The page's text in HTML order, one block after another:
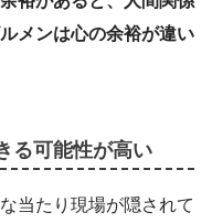
メンは心の余裕が違い
る可能性が高い
当たり現場が隠されて